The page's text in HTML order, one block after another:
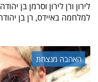
למלחמה באיידס, רן בן יהודה
האהבה מנצחת